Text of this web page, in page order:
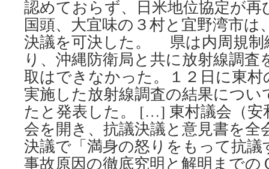
認めておらず、日米地位協定が
国頭、大宜味の３村と宜野湾市は
決議を可決した。 県は内周規制
り、沖縄防衛局と共に放射線調
取はできなかった。１２日に東
実施した放射線調査の結果につ
たと発表した。 […] 東村議会（安
会を開き、抗議決議と意見書を全
決議で「満身の怒りをもって抗
事故原因の徹底究明と解明までの